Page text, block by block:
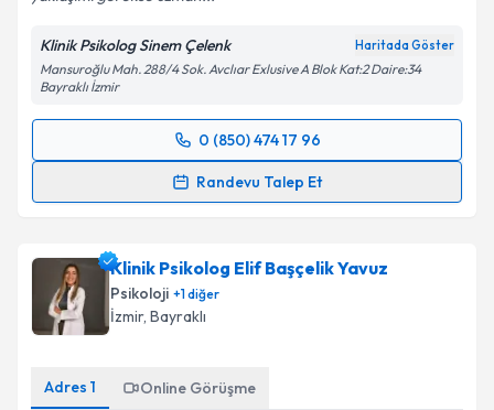
Klinik Psikolog Sinem Çelenk Haritada Göster
Mansuroğlu Mah. 288/4 Sok. Avclıar Exlusive A Blok Kat:2 Daire:34
Bayraklı İzmir
0 (850) 474 17 96
Randevu Talep Et
Randevu Takvimi Talebi
için bir takvim hazırlandığında e-posta ile
bilgilendireceğiz.
E-posta Adresiniz
Klinik Psikolog Elif Başçelik Yavuz
Psikoloji +1diğer
İzmir, Bayraklı
Adres 1 Online Görüşme